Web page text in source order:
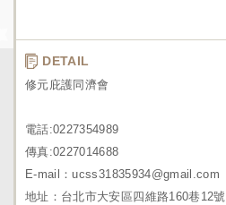
DETAIL
修元庇護同濟會
電話:0227354989
傳真:0227014688
E-mail：ucss31835934@gmail.com
地址：台北市大安區四維路160巷12號